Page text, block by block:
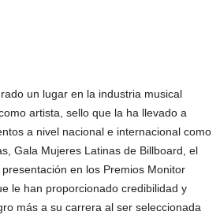
un lugar en la industria musical
artista, sello que la ha llevado a
a nivel nacional e internacional como
Gala Mujeres Latinas de Billboard, el
en los Premios Monitor
le han proporcionado credibilidad y
más a su carrera al ser seleccionada